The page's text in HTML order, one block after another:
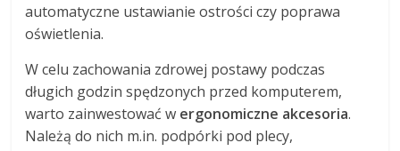
automatyczne ustawianie ostrości czy poprawa
oświetlenia.
W celu zachowania zdrowej postawy podczas
długich godzin spędzonych przed komputerem,
warto zainwestować w ergonomiczne akcesoria.
Należą do nich m.in. podpórki pod plecy,